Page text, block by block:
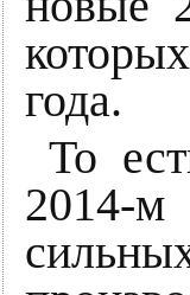
года.
То
2014-